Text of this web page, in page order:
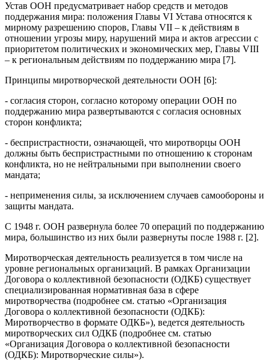
Устав ООН предусматривает набор средств и методов
поддержания мира: положения Главы VI Устава относятся к
мирному разрешению споров, Главы VII – к действиям в
отношении угрозы миру, нарушений мира и актов агрессии с
приоритетом политических и экономических мер, Главы VIII
– к региональным действиям по поддержанию мира [7].
Принципы миротворческой деятельности ООН [6]:
- согласия сторон, согласно которому операции ООН по
поддержанию мира развертываются с согласия основных
сторон конфликта;
- беспристрастности, означающей, что миротворцы ООН
должны быть беспристрастными по отношению к сторонам
конфликта, но не нейтральными при выполнении своего
мандата;
- неприменения силы, за исключением случаев самообороны и
защиты мандата.
С 1948 г. ООН развернула более 70 операций по поддержанию
мира, большинство из них были развернуты после 1988 г. [2].
Миротворческая деятельность реализуется в том числе на
уровне региональных организаций. В рамках Организации
Договора о коллективной безопасности (ОДКБ) существует
специализированная нормативная база в сфере
миротворчества (подробнее см. статью «Организация
Договора о коллективной безопасности (ОДКБ):
Миротворчество в формате ОДКБ»), ведется деятельность
миротворческих сил ОДКБ (подробнее см. статью
«Организация Договора о коллективной безопасности
(ОДКБ): Миротворческие силы»).